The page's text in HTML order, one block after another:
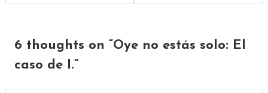
6 thoughts on “Oye no estás solo: El
caso de I.”